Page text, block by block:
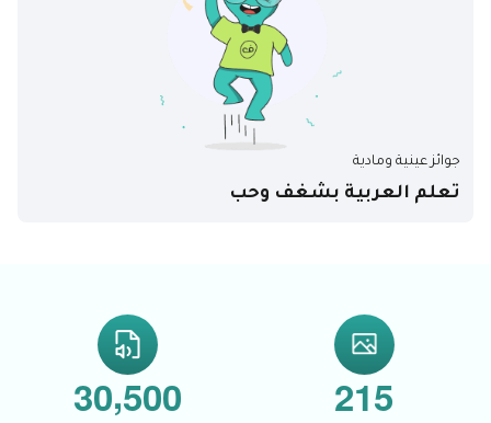
جوائز عينية ومادية
تعلم العربية بشغف وحب
215
30,500